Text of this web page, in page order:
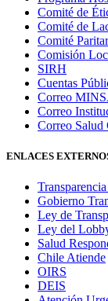
Comité de
Comité de
Comité
Comisión
SIRH
Cuentas
Correo
Correo
Correo
ENLACES
Gobierno
Ley de
Ley del
Salud
Chile Atiende
OIRS
DEIS